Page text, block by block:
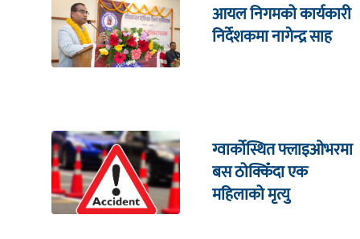
आयल निगमको कार्यकारी
निर्देशकमा नागेन्द्र साह
ग्वार्कोस्थित फ्लाइओभरमा
बस ठोक्किँदा एक
महिलाको मृत्यु